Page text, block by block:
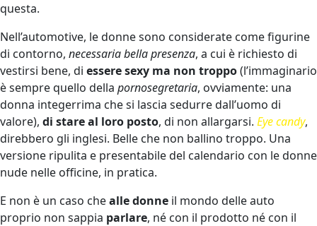
questa.
Nell’automotive, le donne sono considerate come figurine
di contorno, necessaria bella presenza, a cui è richiesto di
vestirsi bene, di essere sexy ma non troppo(l’immaginario
è sempre quello della pornosegretaria, ovviamente: una
donna integerrima che si lascia sedurre dall’uomo di
valore), di stare al loro posto, di non allargarsi. Eye candy,
direbbero gli inglesi. Belle che non ballino troppo. Una
versione ripulita e presentabile del calendario con le donne
nude nelle officine, in pratica.
E non è un caso chealle donne il mondo delle auto
proprio non sappia parlare, né con il prodotto né con il